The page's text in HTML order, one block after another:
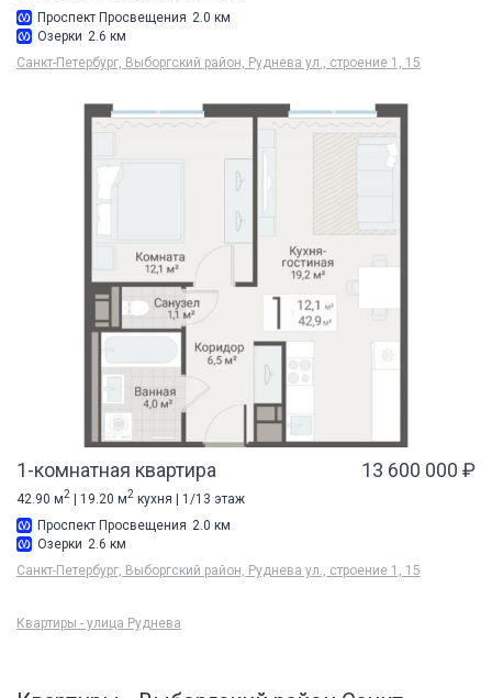
Проспект Просвещения 2.0 км
Озерки 2.6 км
Санкт-Петербург, Выборгский район, Руднева ул., строение 1, 15
1-комнатная квартира 13 600 000 ₽
42.90 м2 | 19.20 м2 кухня | 1/13 этаж
Проспект Просвещения 2.0 км
Озерки 2.6 км
Санкт-Петербург, Выборгский район, Руднева ул., строение 1, 15
Квартиры - улица Руднева